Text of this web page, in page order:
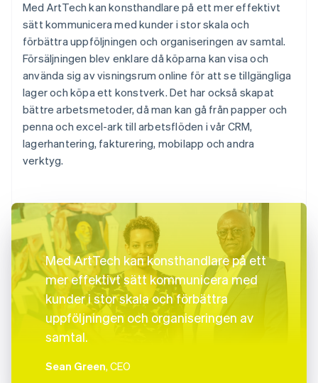
Med ArtTech kan konsthandlare på ett mer effektivt
sätt kommunicera med kunder i stor skala och
förbättra uppföljningen och organiseringen av samtal.
Försäljningen blev enklare då köparna kan visa och
använda sig av visningsrum online för att se tillgängliga
lager och köpa ett konstverk. Det har också skapat
bättre arbetsmetoder, då man kan gå från papper och
penna och excel-ark till arbetsflöden i vår CRM,
lagerhantering, fakturering, mobilapp och andra
verktyg.
Med ArtTech kan konsthandlare på ett
mer effektivt sätt kommunicera med
kunder i stor skala och förbättra
uppföljningen och organiseringen av
samtal.
Sean Green, CEO